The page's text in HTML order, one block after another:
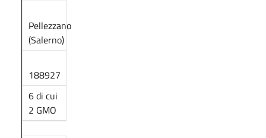
Pellezzano
(Salerno)
188927
6 di cui
2 GMO